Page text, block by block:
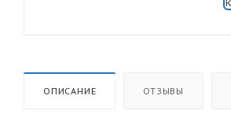
ОПИСАНИЕ ОТЗЫВЫ